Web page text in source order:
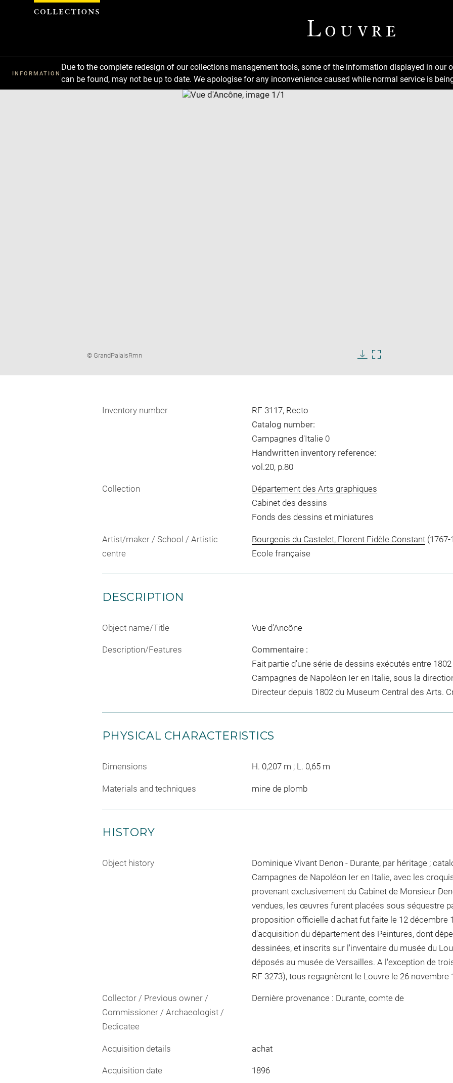
INFORMATION
Due to the complete redesign of our collections management tools, some of the information displayed in
can be found, may not be up to date. We apologise for any inconvenience caused while normal service is
new
Image
© GrandPalaisRmn
imageimage
Inventory number
RF 3117, Recto
Catalog number:
Campagnes d'Italie 0
Handwritten inventory reference:
vol.20, p.80
Collection
Département des Arts graphiques
Cabinet des dessins
Fonds des dessins et miniatures
Artist/maker / School / Artistic
centre
Bourgeois du Castelet, Florent Fidèle Constant(1767-
Ecole française
DESCRIPTION
Object name/Title Vue d'Ancône
Description/Features
Commentaire :
Fait partie d'une série de dessins exécutés entre
Campagnes de Napoléon Ier en Italie, sous la
Directeur depuis 1802 du Museum Central des Arts.
PHYSICAL CHARACTERISTICS
Dimensions H. 0,207 m ; L. 0,65 m
Materials and techniques mine de plomb
HISTORY
Object history
Dominique Vivant Denon - Durante, par héritage ;
Campagnes de Napoléon Ier en Italie, avec les
provenant exclusivement du Cabinet de Monsieur
vendues, les œuvres furent placées sous séquestre
proposition officielle d'achat fut faite le 12 décembre
d'acquisition du département des Peintures, dont
dessinées, et inscrits sur l'inventaire du musée du
déposés au musée de Versailles. A l'exception de
RF 3273), tous regagnèrent le Louvre le 26 novembre
Collector / Previous owner /
Commissioner / Archaeologist /
Dedicatee
Dernière provenance : Durante, comte de
Acquisition details achat
Acquisition date 1896
Cookies management panel